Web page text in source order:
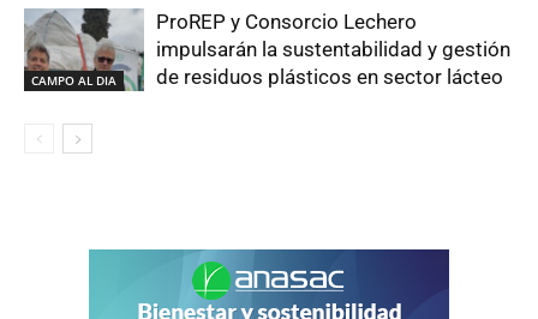
CAMPO AL DIA
ProREP y Consorcio Lechero
impulsarán la sustentabilidad y gestión
de residuos plásticos en sector lácteo